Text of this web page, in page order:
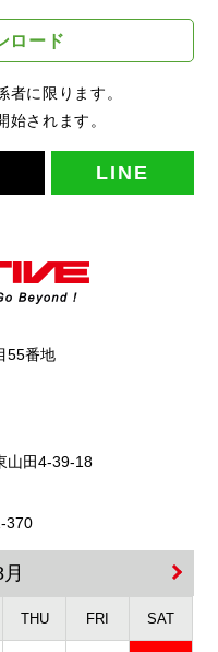
ロード
に限ります。
されます。
LINE
55番地
山田4-39-18
370
THU FRI SAT